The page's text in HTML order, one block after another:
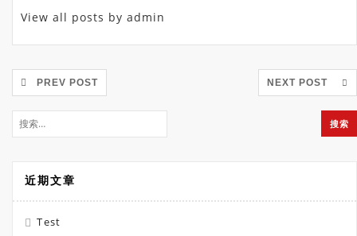
View all posts by admin
PREV POST NEXT POST
近期文章
Test